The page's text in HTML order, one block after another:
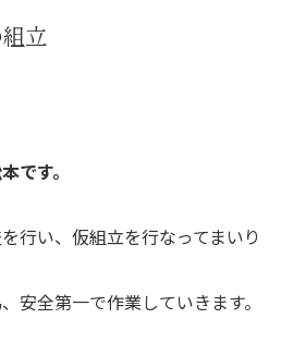
立
です。
行い、仮組立を行なってまいり
安全第一で作業していきます。